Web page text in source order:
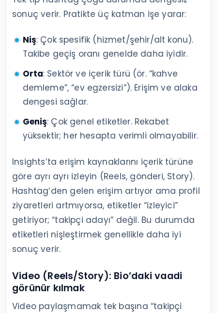
sonuç verir. Pratikte üç katman işe yarar:
Niş: Çok spesifik (hizmet/şehir/alt konu).
Takibe geçiş oranı genelde daha iyidir.
Orta: Sektör ve içerik türü (ör. “kahve
demleme”, “ev egzersizi”). Erişim ve alaka
dengesi sağlar.
Geniş: Çok genel etiketler. Rekabet
yüksektir; her hesapta verimli olmayabilir.
Insights’ta erişim kaynaklarını içerik türüne
göre ayrı ayrı izleyin (Reels, gönderi, Story).
Hashtag’den gelen erişim artıyor ama profil
ziyaretleri artmıyorsa, etiketler “izleyici”
getiriyor; “takipçi adayı” değil. Bu durumda
etiketleri nişleştirmek genellikle daha iyi
sonuç verir.
Video (Reels/Story): Bio’daki vaadi
görünür kılmak
Video paylaşmamak tek başına “takipçi